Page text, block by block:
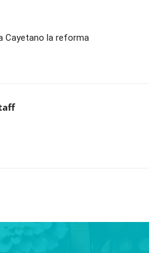
Cayetano la reforma